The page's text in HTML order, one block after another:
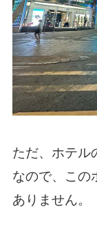
ただ、ホテル
なので、この
ありません。